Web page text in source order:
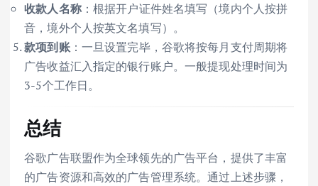
收款人名称：根据开户证件姓名填写（境内个人按拼
音，境外个人按英文名填写）。
款项到账：一旦设置完毕，谷歌将按每月支付周期将
广告收益汇入指定的银行账户。一般提现处理时间为
3-5个工作日。
总结
谷歌广告联盟作为全球领先的广告平台，提供了丰富
的广告资源和高效的广告管理系统。通过上述步骤，